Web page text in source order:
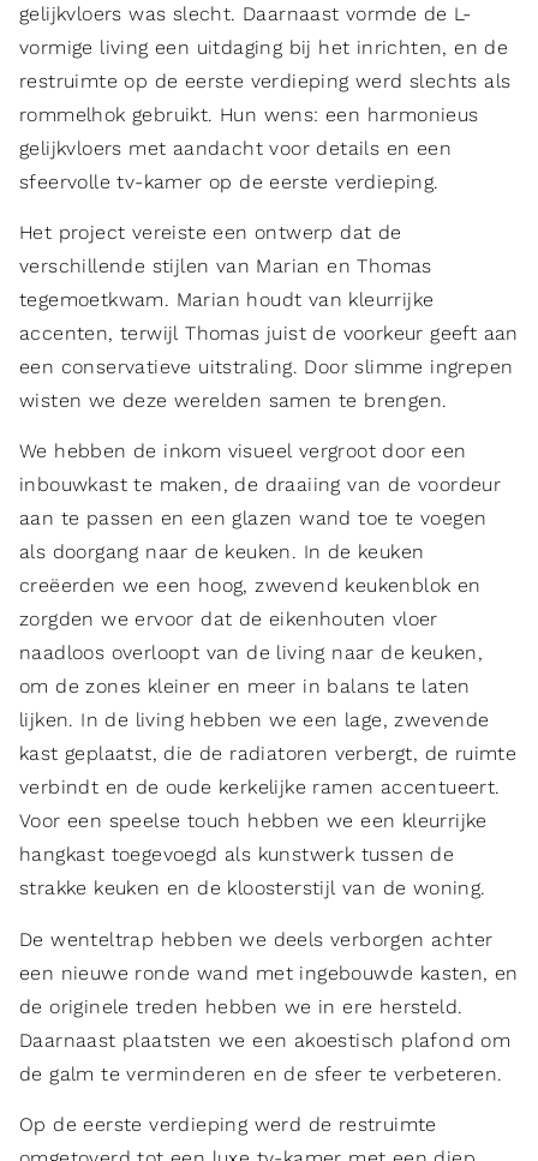
gelijkvloers was slecht. Daarnaast vormde de L-
vormige living een uitdaging bij het inrichten, en de
restruimte op de eerste verdieping werd slechts als
rommelhok gebruikt. Hun wens: een harmonieus
gelijkvloers met aandacht voor details en een
sfeervolle tv-kamer op de eerste verdieping.
Het project vereiste een ontwerp dat de
verschillende stijlen van Marian en Thomas
tegemoetkwam. Marian houdt van kleurrijke
accenten, terwijl Thomas juist de voorkeur geeft aan
een conservatieve uitstraling. Door slimme ingrepen
wisten we deze werelden samen te brengen.
We hebben de inkom visueel vergroot door een
inbouwkast te maken, de draaiing van de voordeur
aan te passen en een glazen wand toe te voegen
als doorgang naar de keuken. In de keuken
creëerden we een hoog, zwevend keukenblok en
zorgden we ervoor dat de eikenhouten vloer
naadloos overloopt van de living naar de keuken,
om de zones kleiner en meer in balans te laten
lijken. In de living hebben we een lage, zwevende
kast geplaatst, die de radiatoren verbergt, de ruimte
verbindt en de oude kerkelijke ramen accentueert.
Voor een speelse touch hebben we een kleurrijke
hangkast toegevoegd als kunstwerk tussen de
strakke keuken en de kloosterstijl van de woning.
De wenteltrap hebben we deels verborgen achter
een nieuwe ronde wand met ingebouwde kasten, en
de originele treden hebben we in ere hersteld.
Daarnaast plaatsten we een akoestisch plafond om
de galm te verminderen en de sfeer te verbeteren.
Op de eerste verdieping werd de restruimte